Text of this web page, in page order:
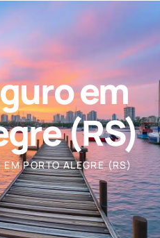
em
(RS)
EM PORTO ALEGRE (RS)